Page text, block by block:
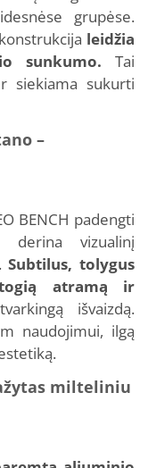
grupėse.
leidžia
sunkumo. Tai
siekiama sukurti
–
BENCH padengti
derina vizualinį
Subtilus, tolygus
atramą ir
išvaizdą.
naudojimui, ilgą
milteliniu